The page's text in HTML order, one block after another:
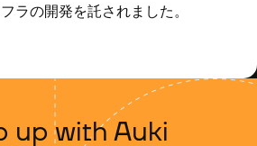
ラの開発を託されました。
up with Auki